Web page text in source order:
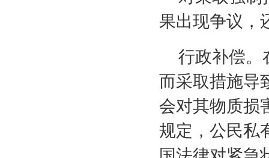
果出现争议，
行政补偿。
而采取措施导
会对其物质损
规定，公民私